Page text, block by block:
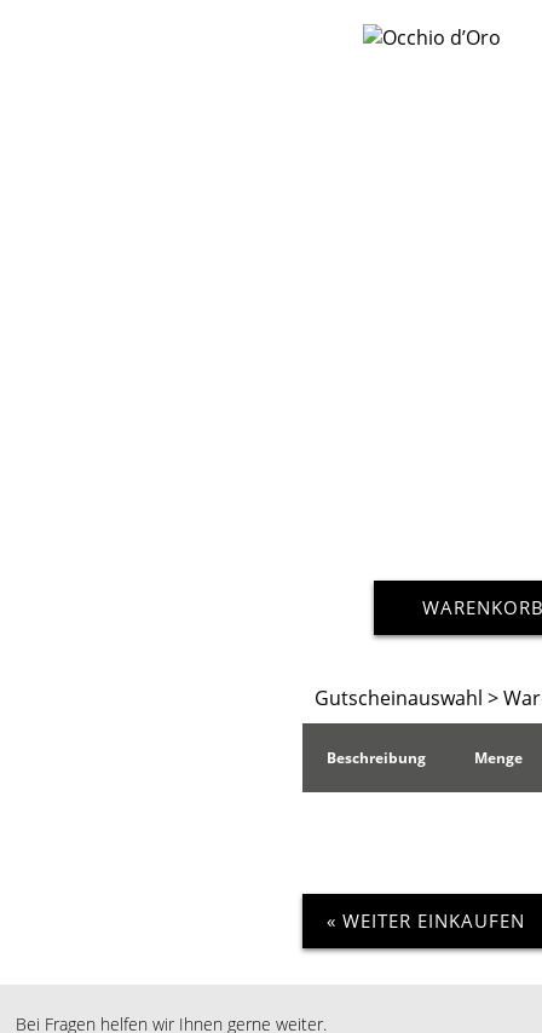
Gutscheinauswahl >
Beschreibung Menge
« WEITER EINKAUFEN
Bei Fragen helfen wir Ihnen gerne weiter.